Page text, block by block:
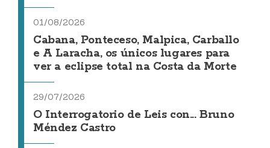
01/08/2026
Cabana, Ponteceso, Malpica, Carballo
e A Laracha, os únicos lugares para
ver a eclipse total na Costa da Morte
29/07/2026
O Interrogatorio de Leis con... Bruno
Méndez Castro